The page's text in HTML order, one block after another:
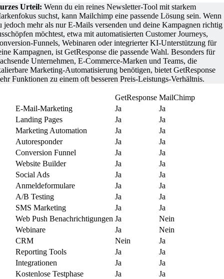
Urteil: Wenn du ein reines Newsletter-Tool mit starkem
suchst, kann Mailchimp eine passende Lösung sein. Wenn
jedoch mehr als nur E-Mails versenden und deine Kampagnen richtig
möchtest, etwa mit automatisierten Customer Journeys,
Funnels, Webinaren oder integrierter KI-Unterstützung für
Kampagnen, ist GetResponse die passende Wahl. Besonders für
Unternehmen, E-Commerce-Marken und Teams, die
Marketing-Automatisierung benötigen, bietet GetResponse
Funktionen zu einem oft besseren Preis-Leistungs-Verhältnis.
GetResponse MailChimp
E-Mail-Marketing
Ja
Ja
Landing Pages
Ja
Ja
Marketing Automation
Ja
Ja
Autoresponder
Ja
Ja
Conversion Funnel
Ja
Ja
Website Builder
Ja
Ja
Social Ads
Ja
Ja
Anmeldeformulare
Ja
Ja
A/B Testing
Ja
Ja
SMS Marketing
Ja
Ja
Web Push Benachrichtigungen Ja
Nein
Webinare
Ja
Nein
CRM
Nein
Ja
Reporting Tools
Ja
Ja
Integrationen
Ja
Ja
Kostenlose Testphase
Ja
Ja